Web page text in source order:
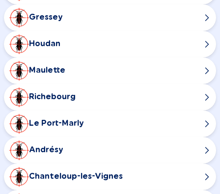
Gressey
Houdan
Maulette
Richebourg
Le Port-Marly
Andrésy
Chanteloup-les-Vignes